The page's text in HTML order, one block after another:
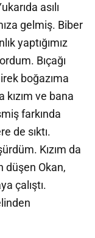
asılı
gelmiş. Biber
yaptığımız
Bıçağı
boğazıma
kızım ve bana
farkında
de sıktı.
Kızım da
düşen Okan,
çalıştı.